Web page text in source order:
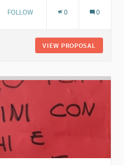
3 FOLLOWERS
FOLLOW 0 0
VIEW PROPOSAL